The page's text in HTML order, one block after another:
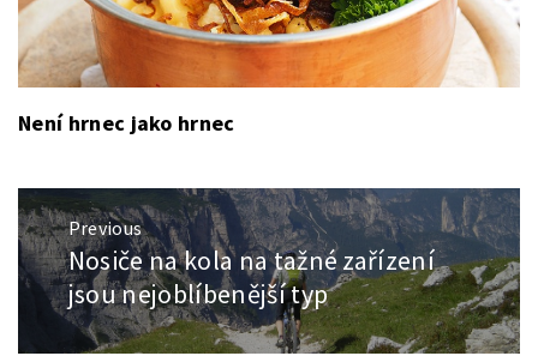
Není hrnec jako hrnec
Navigace
pro
příspěvek
Previous
Previous
post:
Nosiče na kola na tažné zařízení
jsou nejoblíbenější typ